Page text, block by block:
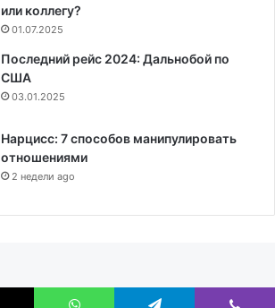
или коллегу?
01.07.2025
Последний рейс 2024: Дальнобой по
США
03.01.2025
Нарцисс: 7 способов манипулировать
отношениями
2 недели ago